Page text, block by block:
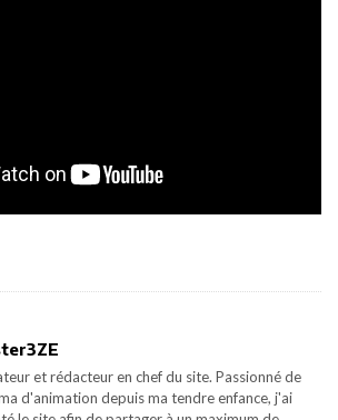
et rédacteur en chef du site. Passionné de
d'animation depuis ma tendre enfance, j'ai